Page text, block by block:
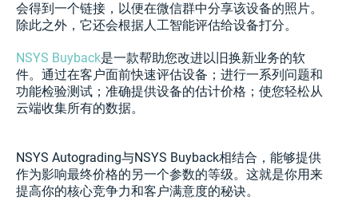
会得到一个链接，以便在微信群中分享该设备的照片。
除此之外，它还会根据人工智能评估给设备打分。
NSYS Buyback是一款帮助您改进以旧换新业务的软
件。通过在客户面前快速评估设备；进行一系列问题和
功能检验测试；准确提供设备的估计价格；使您轻松从
云端收集所有的数据。
NSYS Autograding与NSYS Buyback相结合，能够提供
作为影响最终价格的另一个参数的等级。这就是你用来
提高你的核心竞争力和客户满意度的秘诀。